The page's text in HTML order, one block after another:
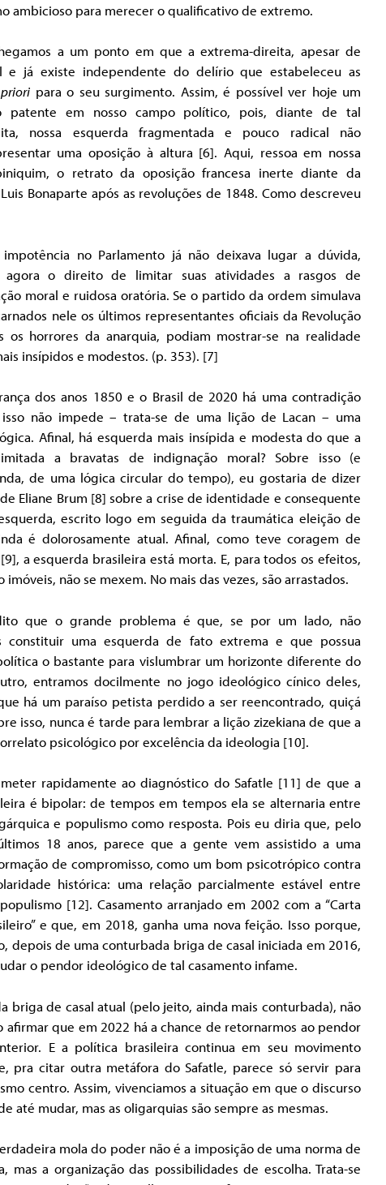
ambicioso para merecer o qualificativo de extremo.
a um ponto em que a extrema-direita, apesar de
e já existe independente do delírio que estabeleceu as
para o seu surgimento. Assim, é possível ver hoje um
patente em nosso campo político, pois, diante de tal
nossa esquerda fragmentada e pouco radical não
uma oposição à altura [6]. Aqui, ressoa em nossa
o retrato da oposição francesa inerte diante da
Bonaparte após as revoluções de 1848. Como descreveu
impotência no Parlamento já não deixava lugar a dúvida,
agora o direito de limitar suas atividades a rasgos de
moral e ruidosa oratória. Se o partido da ordem simulava
nele os últimos representantes oficiais da Revolução
os horrores da anarquia, podiam mostrar-se na realidade
insípidos e modestos. (p. 353). [7]
dos anos 1850 e o Brasil de 2020 há uma contradição
isso não impede – trata-se de uma lição de Lacan – uma
Afinal, há esquerda mais insípida e modesta do que a
a bravatas de indignação moral? Sobre isso (e
de uma lógica circular do tempo), eu gostaria de dizer
Eliane Brum [8] sobre a crise de identidade e consequente
escrito logo em seguida da traumática eleição de
é dolorosamente atual. Afinal, como teve coragem de
, a esquerda brasileira está morta. E, para todos os efeitos,
imóveis, não se mexem. No mais das vezes, são arrastados.
que o grande problema é que, se por um lado, não
constituir uma esquerda de fato extrema e que possua
o bastante para vislumbrar um horizonte diferente do
entramos docilmente no jogo ideológico cínico deles,
há um paraíso petista perdido a ser reencontrado, quiçá
isso, nunca é tarde para lembrar a lição zizekiana de que a
psicológico por excelência da ideologia [10].
rapidamente ao diagnóstico do Safatle [11] de que a
é bipolar: de tempos em tempos ela se alternaria entre
e populismo como resposta. Pois eu diria que, pelo
18 anos, parece que a gente vem assistido a uma
de compromisso, como um bom psicotrópico contra
histórica: uma relação parcialmente estável entre
[12]. Casamento arranjado em 2002 com a “Carta
e que, em 2018, ganha uma nova feição. Isso porque,
depois de uma conturbada briga de casal iniciada em 2016,
o pendor ideológico de tal casamento infame.
briga de casal atual (pelo jeito, ainda mais conturbada), não
afirmar que em 2022 há a chance de retornarmos ao pendor
E a política brasileira continua em seu movimento
pra citar outra metáfora do Safatle, parece só servir para
centro. Assim, vivenciamos a situação em que o discurso
até mudar, mas as oligarquias são sempre as mesmas.
mola do poder não é a imposição de uma norma de
mas a organização das possibilidades de escolha. Trata-se